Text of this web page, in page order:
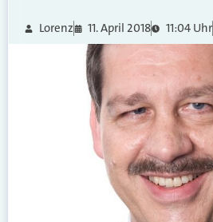
Lorenz 11. April 2018 11:04 Uhr